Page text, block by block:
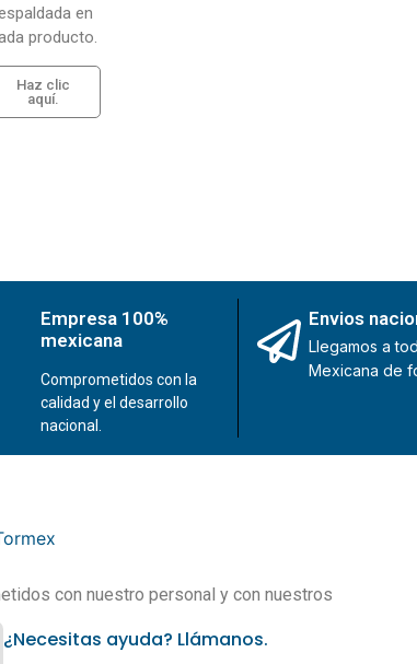
en
producto.
Haz clic
aquí.
Empresa 100%
mexicana
Comprometidos con la
calidad y el desarrollo
nacional.
Envios
Llegamos a
Mexicana de
con nuestro personal y con nuestros
¿Necesitas ayuda? Llámanos.